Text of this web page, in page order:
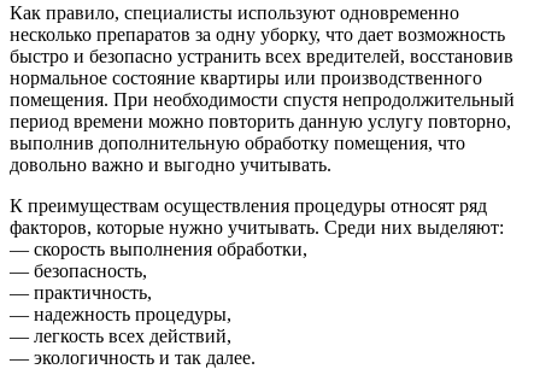
Как правило, специалисты используют одновременно
несколько препаратов за одну уборку, что дает возможность
быстро и безопасно устранить всех вредителей, восстановив
нормальное состояние квартиры или производственного
помещения. При необходимости спустя непродолжительный
период времени можно повторить данную услугу повторно,
выполнив дополнительную обработку помещения, что
довольно важно и выгодно учитывать.
К преимуществам осуществления процедуры относят ряд
факторов, которые нужно учитывать. Среди них выделяют:
— скорость выполнения обработки,
— безопасность,
— практичность,
— надежность процедуры,
— легкость всех действий,
— экологичность и так далее.